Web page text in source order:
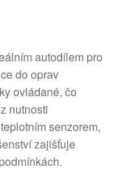
autodílem pro
do oprav
ovládané, čo
nutnosti
senzorem,
zajišťuje